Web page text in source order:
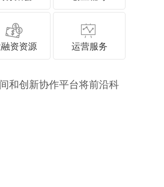
资资源 运营服务
和创新协作平台将前沿科